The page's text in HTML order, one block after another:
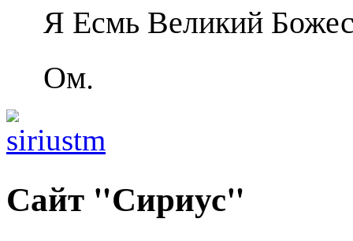
Я Есмь Великий
Ом.
Сайт "Сириус"